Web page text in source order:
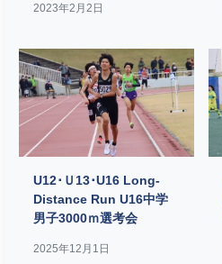
2023年2月2日
U12･Ｕ13･U16 Long-
Distance Run U16中学
男子3000ｍ選考会
2025年12月1日